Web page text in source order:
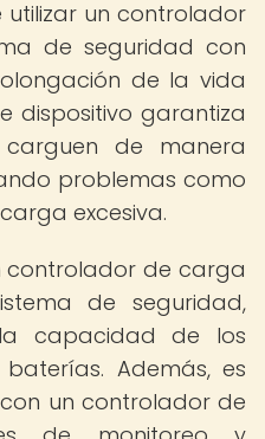
utilizar un controlador
de seguridad con
de la vida
dispositivo garantiza
de manera
problemas como
excesiva.
controlador de carga
de seguridad,
capacidad de los
Además, es
un controlador de